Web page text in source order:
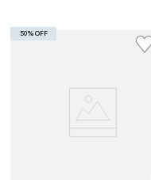
50% OFF